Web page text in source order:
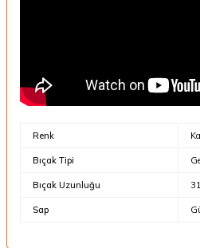
Renk
Bıçak Tipi
Bıçak Uzunluğu
Sap